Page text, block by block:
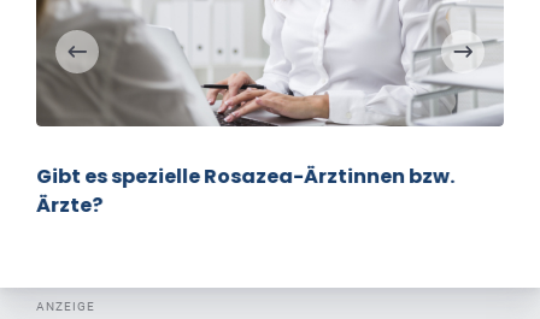
Gibt es spezielle Rosazea-Ärztinnen bzw.
Ärzte?
ANZEIGE